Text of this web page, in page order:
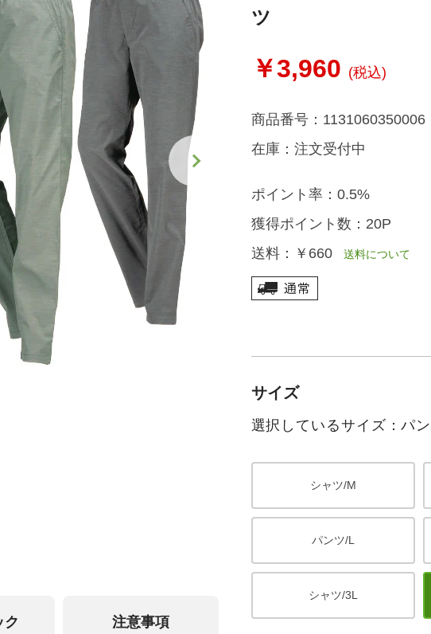
ク 注意事項
ツ
￥3,960 (税込)
商品番号： 1131060350006
在庫： 注文受付中
ポイント率： 0.5%
獲得ポイント数： 20P
送料： ￥660送料について
サイズ
選択しているサイズ：パ
シャツ/M
パンツ/L
シャツ/3L